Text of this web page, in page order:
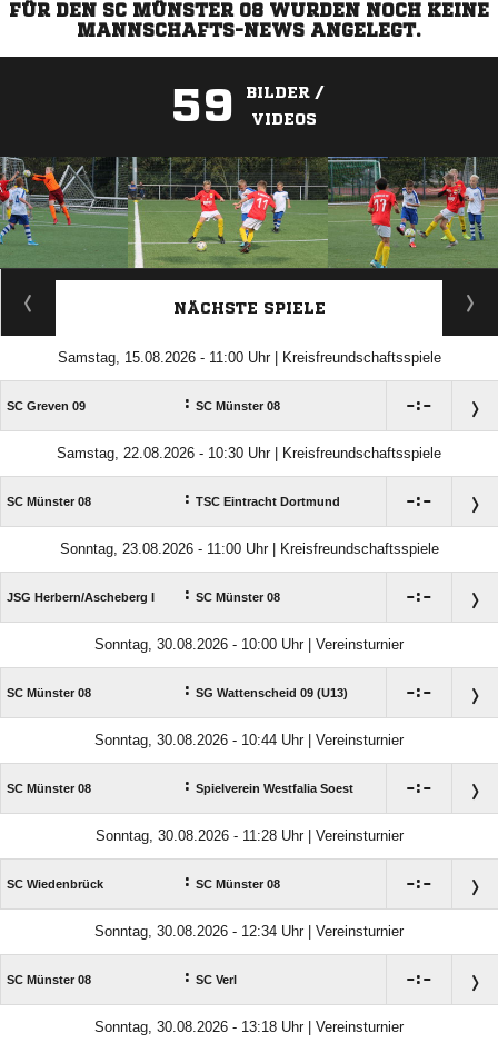
FÜR DEN SC MÜNSTER 08 WURDEN NOCH KEINE
MANNSCHAFTS-NEWS ANGELEGT.
59
BILDER /
VIDEOS
ANZEIGE
NÄCHSTE SPIELE
Samstag, 15.08.2026 - 11:00 Uhr | Kreisfreundschaftsspiele
SC Greven 09 : SC Münster 08 :
Samstag, 22.08.2026 - 10:30 Uhr | Kreisfreundschaftsspiele
SC Münster 08 : TSC Eintracht Dortmund :
Sonntag, 23.08.2026 - 11:00 Uhr | Kreisfreundschaftsspiele
JSG Herbern/​Ascheberg I : SC Münster 08 :
Sonntag, 30.08.2026 - 10:00 Uhr | Vereinsturnier
SC Münster 08 : SG Wattenscheid 09 (U13) :
Sonntag, 30.08.2026 - 10:44 Uhr | Vereinsturnier
SC Münster 08 : Spielverein Westfalia Soest :
Sonntag, 30.08.2026 - 11:28 Uhr | Vereinsturnier
SC Wiedenbrück : SC Münster 08 :
Sonntag, 30.08.2026 - 12:34 Uhr | Vereinsturnier
SC Münster 08 : SC Verl :
Sonntag, 30.08.2026 - 13:18 Uhr | Vereinsturnier